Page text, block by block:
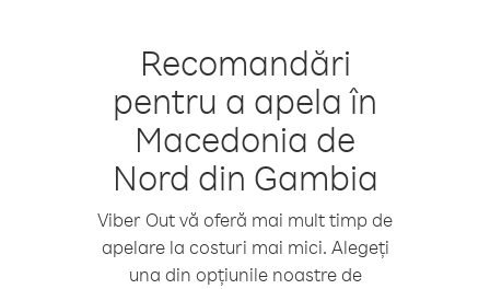
Recomandări
pentru a apela în
Macedonia de
Nord din Gambia
Viber Out vă oferă mai mult timp de
apelare la costuri mai mici. Alegeți
una din opțiunile noastre de